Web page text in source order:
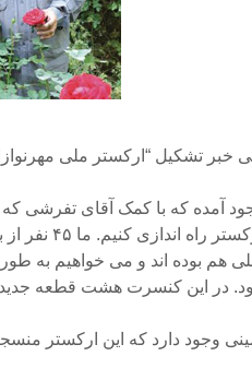
خبر تشکیل “ارکستر ملی
آمده که با کمک آقای تفرشی که
سالار
در این کنسرت هشت قطعه
وجود دارد که این ارکستر